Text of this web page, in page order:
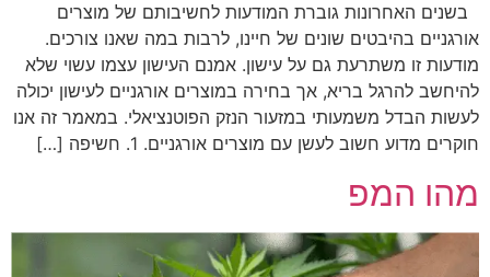
בשנים האחרונות גוברת המודעות לחשיבותם של מוצרים
אורגניים בהיבטים שונים של חיינו, לרבות במה שאנו צורכים.
מודעות זו משתרעת גם על עישון. אמנם העישון עצמו עשוי שלא
להיחשב להרגל בריא, אך בחירה במוצרים אורגניים לעישון יכולה
לעשות הבדל משמעותי במזעור הנזק הפוטנציאלי. במאמר זה אנו
חוקרים מדוע חשוב לעשן עם מוצרים אורגניים. 1. חשיפה […]
מהו המפ